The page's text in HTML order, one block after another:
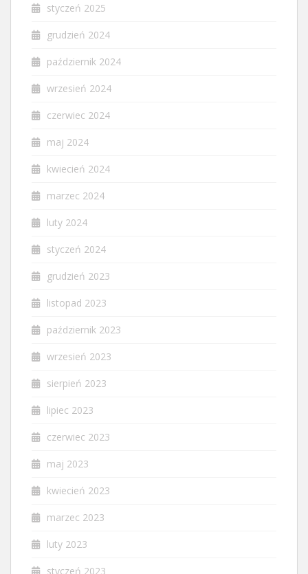
styczeń 2025
grudzień 2024
październik 2024
wrzesień 2024
czerwiec 2024
maj 2024
kwiecień 2024
marzec 2024
luty 2024
styczeń 2024
grudzień 2023
listopad 2023
październik 2023
wrzesień 2023
sierpień 2023
lipiec 2023
czerwiec 2023
maj 2023
kwiecień 2023
marzec 2023
luty 2023
styczeń 2023